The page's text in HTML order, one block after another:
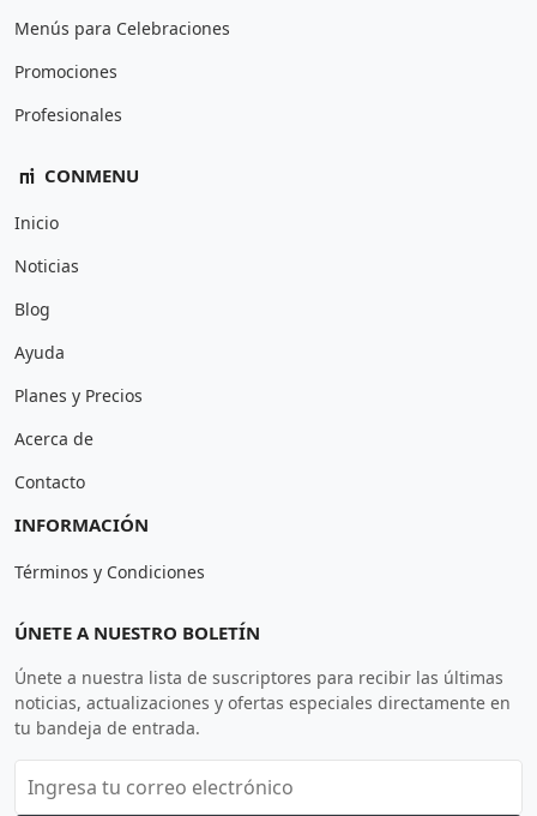
Menús para Celebraciones
Promociones
Profesionales
CONMENU
Inicio
Noticias
Blog
Ayuda
Planes y Precios
Acerca de
Contacto
INFORMACIÓN
Términos y Condiciones
ÚNETE A NUESTRO BOLETÍN
Únete a nuestra lista de suscriptores para recibir las últimas
noticias, actualizaciones y ofertas especiales directamente en
tu bandeja de entrada.